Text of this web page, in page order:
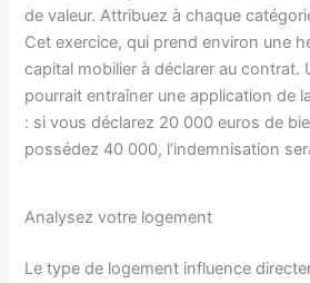
de valeur. Attribuez à chaque
Cet exercice, qui prend environ une
capital mobilier à déclarer au contrat.
pourrait entraîner une application de
: si vous déclarez 20 000 euros de
possédez 40 000, l’indemnisation
Analysez votre logement
Le type de logement influence